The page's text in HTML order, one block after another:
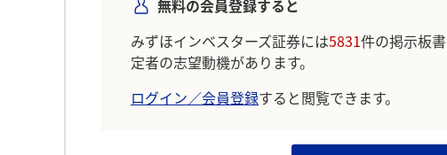
無料の会員登録すると
みずほインベスターズ証券には5831件の掲示板
定者の志望動機があります。
ログイン／会員登録すると閲覧できます。